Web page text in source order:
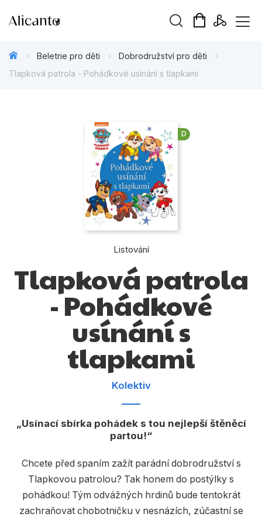
Připravujeme
Tipy redakce
Beletrie pro děti
Beletrie pro dospělé
Dárkové publikace
Dárkové zboží
Hobby
Kalendáře
Kuchařky
Poezie
Populárně - naučná pro dospělé
Beletrie pro děti
Dobrodružství pro děti
Tlapková patrola - Pohádkové usínání s tlapkami
D
Listování
Tlapková patrola
- Pohádkové
usínání s
tlapkami
Kolektiv
Usínací sbírka pohádek s tou nejlepší štěněcí
partou!
Chcete před spaním zažít parádní dobrodružství s
Tlapkovou patrolou? Tak honem do postýlky s
pohádkou! Tým odvážných hrdinů bude tentokrát
zachraňovat chobotničku v nesnázích, zúčastní se